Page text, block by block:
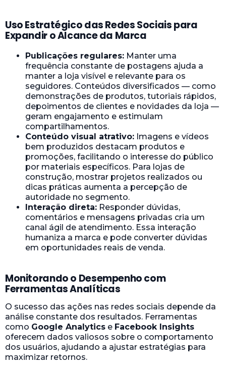
Uso Estratégico das Redes Sociais para
Expandir o Alcance da Marca
Publicações regulares: Manter uma
frequência constante de postagens ajuda a
manter a loja visível e relevante para os
seguidores. Conteúdos diversificados — como
demonstrações de produtos, tutoriais rápidos,
depoimentos de clientes e novidades da loja —
geram engajamento e estimulam
compartilhamentos.
Conteúdo visual atrativo: Imagens e vídeos
bem produzidos destacam produtos e
promoções, facilitando o interesse do público
por materiais específicos. Para lojas de
construção, mostrar projetos realizados ou
dicas práticas aumenta a percepção de
autoridade no segmento.
Interação direta: Responder dúvidas,
comentários e mensagens privadas cria um
canal ágil de atendimento. Essa interação
humaniza a marca e pode converter dúvidas
em oportunidades reais de venda.
Monitorando o Desempenho com
Ferramentas Analíticas
O sucesso das ações nas redes sociais depende da
análise constante dos resultados. Ferramentas
como Google Analytics e Facebook Insights
oferecem dados valiosos sobre o comportamento
dos usuários, ajudando a ajustar estratégias para
maximizar retornos.